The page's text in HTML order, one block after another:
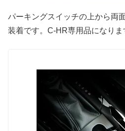
パーキングスイッチの上から両
装着です。C-HR専用品になりま